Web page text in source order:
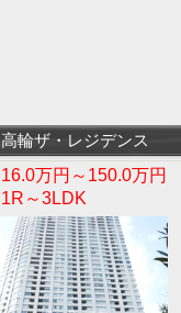
高輪ザ・レジデンス
16.0万円～150.0万円
1R～3LDK